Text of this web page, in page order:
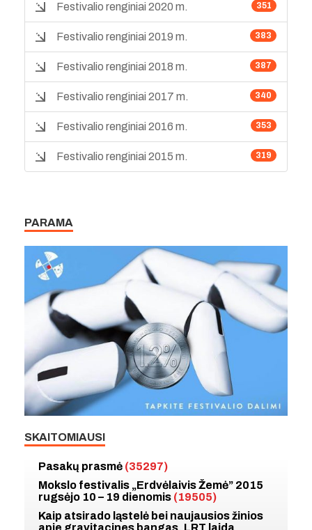
351
Festivalio renginiai 2020 m.
383
Festivalio renginiai 2019 m.
387
Festivalio renginiai 2018 m.
340
Festivalio renginiai 2017 m.
353
Festivalio renginiai 2016 m.
319
Festivalio renginiai 2015 m.
PARAMA
SKAITOMIAUSI
Pasakų prasmė (35297)
Mokslo festivalis „Erdvėlaivis Žemė” 2015
rugsėjo 10 – 19 dienomis (19505)
Kaip atsirado ląstelė bei naujausios žinios
apie gravitacines bangas. LRT laida